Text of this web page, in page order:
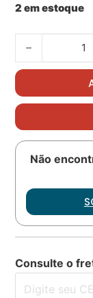
2 em estoque
Oring PN:
Não
Consulte o